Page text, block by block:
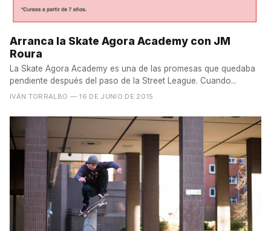
Arranca la Skate Agora Academy con JM
Roura
La Skate Agora Academy es una de las promesas que quedaba
pendiente después del paso de la Street League. Cuando...
IVÁN TORRALBO — 16 DE JUNIO DE 2015